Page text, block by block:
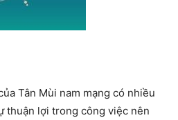
Tân Mùi nam mạng có nhiều
thuận lợi trong công việc nên